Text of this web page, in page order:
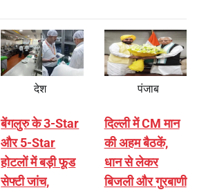
देश
बेंगलुरु के 3-Star
और 5-Star
होटलों में बड़ी फूड
सेफ्टी जांच,
पंजाब
दिल्ली में CM मान
की अहम बैठकें,
धान से लेकर
बिजली और गुरबाणी